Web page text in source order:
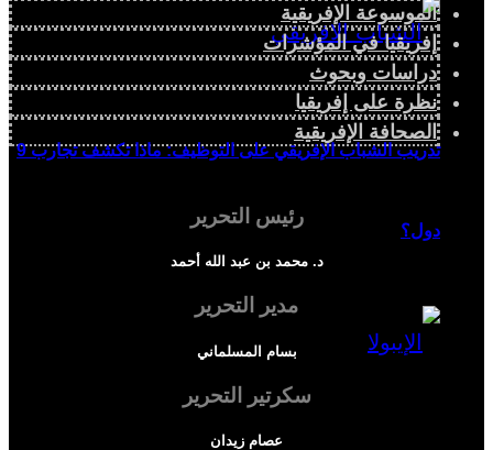
تدريب الشباب الإفريقي على التوظيف: ماذا تكشف تجارب 9
دول؟
الموسوعة الإفريقية
إفريقيا في المؤشرات
دراسات وبحوث
نظرة على إفريقيا
الصحافة الإفريقية
رئيس التحرير
د. محمد بن عبد الله أحمد
مدير التحرير
بسام المسلماني
سكرتير التحرير
عصام زيدان